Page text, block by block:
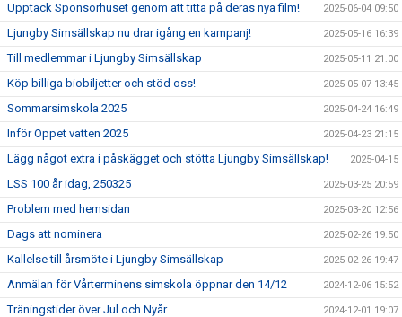
Upptäck Sponsorhuset genom att titta på deras nya film! 2025-06-04 09:50
Ljungby Simsällskap nu drar igång en kampanj! 2025-05-16 16:39
Till medlemmar i Ljungby Simsällskap 2025-05-11 21:00
Köp billiga biobiljetter och stöd oss! 2025-05-07 13:45
Sommarsimskola 2025 2025-04-24 16:49
Inför Öppet vatten 2025 2025-04-23 21:15
Lägg något extra i påskägget och stötta Ljungby Simsällskap! 2025-04-15
LSS 100 år idag, 250325 2025-03-25 20:59
Problem med hemsidan 2025-03-20 12:56
Dags att nominera 2025-02-26 19:50
Kallelse till årsmöte i Ljungby Simsällskap 2025-02-26 19:47
Anmälan för Vårterminens simskola öppnar den 14/12 2024-12-06 15:52
Träningstider över Jul och Nyår 2024-12-01 19:07